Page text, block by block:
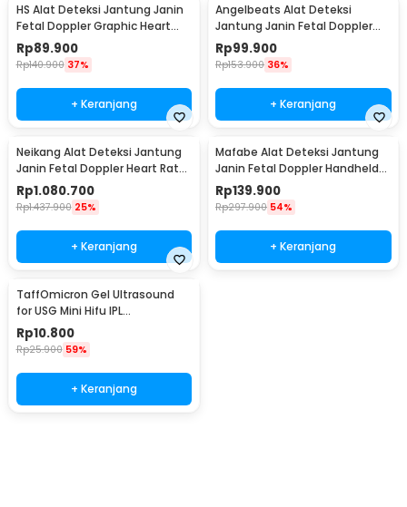
HS Alat Deteksi Jantung Janin
Fetal Doppler Graphic Heart
Rate 2.5MHz - W8-25
Rp89.900
Rp140.900 37%
+ Keranjang
Angelbeats Alat Deteksi
Jantung Janin Fetal Doppler
Heart Rate 3.0MHz - I200
Rp99.900
Rp153.900 36%
+ Keranjang
Neikang Alat Deteksi Jantung
Janin Fetal Doppler Heart Rate
3MHz - JSL-T508
Rp1.080.700
Rp1.437.900 25%
+ Keranjang
Mafabe Alat Deteksi Jantung
Janin Fetal Doppler Handheld
2.5MHz - TX-103
Rp139.900
Rp297.900 54%
+ Keranjang
TaffOmicron Gel Ultrasound
for USG Mini Hifu IPL
Transparant 250ml - UG-101
Rp10.800
Rp25.900 59%
+ Keranjang